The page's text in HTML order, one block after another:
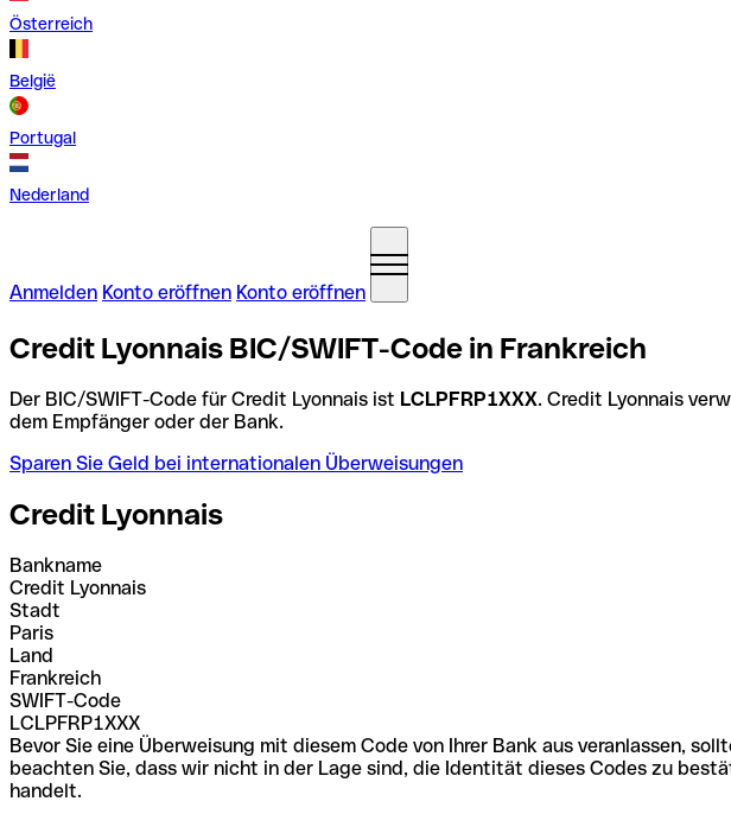
Österreich
België
Portugal
Nederland
Anmelden Konto eröffnen Konto eröffnen
Credit Lyonnais BIC/SWIFT-Code in Frankreich
Der BIC/SWIFT-Code für Credit Lyonnais ist LCLPFRP1XXX. Credit Lyonnais
dem Empfänger oder der Bank.
Sparen Sie Geld bei internationalen Überweisungen
Credit Lyonnais
Bankname
Credit Lyonnais
Stadt
Paris
Land
Frankreich
SWIFT-Code
LCLPFRP1XXX
Bevor Sie eine Überweisung mit diesem Code von Ihrer Bank aus veranlassen,
beachten Sie, dass wir nicht in der Lage sind, die Identität dieses Codes zu
handelt.